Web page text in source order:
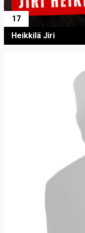
17
Heikkilä Jiri